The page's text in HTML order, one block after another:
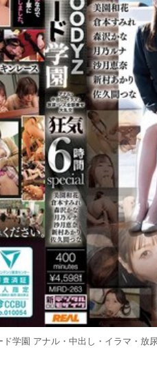
学園 アナル・中出し・イラマ・放